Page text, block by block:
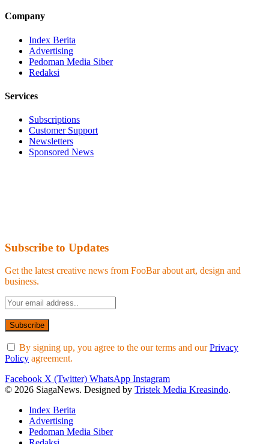
Company
Index Berita
Advertising
Pedoman Media Siber
Redaksi
Services
Subscriptions
Customer Support
Newsletters
Sponsored News
Subscribe to Updates
Get the latest creative news from FooBar about art, design and
business.
By signing up, you agree to the our terms and ourPrivacy
Policy agreement.
Facebook X (Twitter) WhatsApp Instagram
© 2026 SiagaNews. Designed by Tristek Media Kreasindo.
Index Berita
Advertising
Pedoman Media Siber